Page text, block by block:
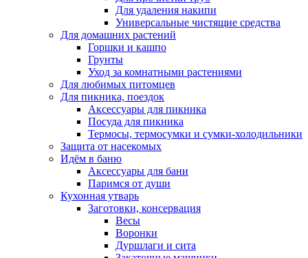
Для удаления накипи
Универсальные чистящие средства
Для домашних растений
Горшки и кашпо
Грунты
Уход за комнатными растениями
Для любимых питомцев
Для пикника, поездок
Аксессуары для пикника
Посуда для пикника
Термосы, термосумки и сумки-холодильники
Защита от насекомых
Идём в баню
Аксессуары для бани
Паримся от души
Кухонная утварь
Заготовки, консервация
Весы
Воронки
Дуршлаги и сита